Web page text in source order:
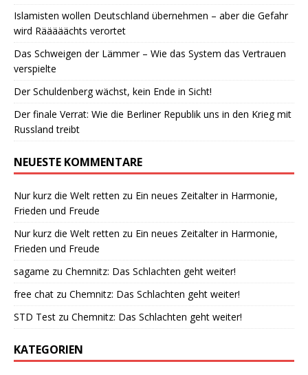
Islamisten wollen Deutschland übernehmen – aber die Gefahr
wird Rääääächts verortet
Das Schweigen der Lämmer – Wie das System das Vertrauen
verspielte
Der Schuldenberg wächst, kein Ende in Sicht!
Der finale Verrat: Wie die Berliner Republik uns in den Krieg mit
Russland treibt
NEUESTE KOMMENTARE
Nur kurz die Welt retten zu Ein neues Zeitalter in Harmonie,
Frieden und Freude
Nur kurz die Welt retten zu Ein neues Zeitalter in Harmonie,
Frieden und Freude
sagame zu Chemnitz: Das Schlachten geht weiter!
free chat zu Chemnitz: Das Schlachten geht weiter!
STD Test zu Chemnitz: Das Schlachten geht weiter!
KATEGORIEN